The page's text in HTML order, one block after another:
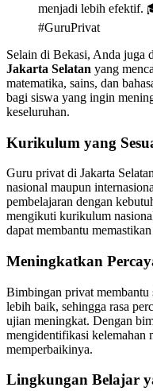
menjadi lebih efektif.
#GuruPrivat
Selain di Bekasi, Anda juga
Jakarta Selatan yang
matematika, sains, dan
bagi siswa yang ingin
keseluruhan.
Kurikulum yang
Guru privat di Jakarta
nasional maupun
pembelajaran dengan
mengikuti kurikulum
dapat membantu
Meningkatkan
Bimbingan privat membantu
lebih baik, sehingga rasa
ujian meningkat. Dengan
mengidentifikasi kelemahan
memperbaikinya.
Lingkungan Belajar